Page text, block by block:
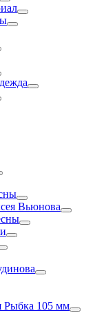
Вьюнова
Рыбка 105 мм